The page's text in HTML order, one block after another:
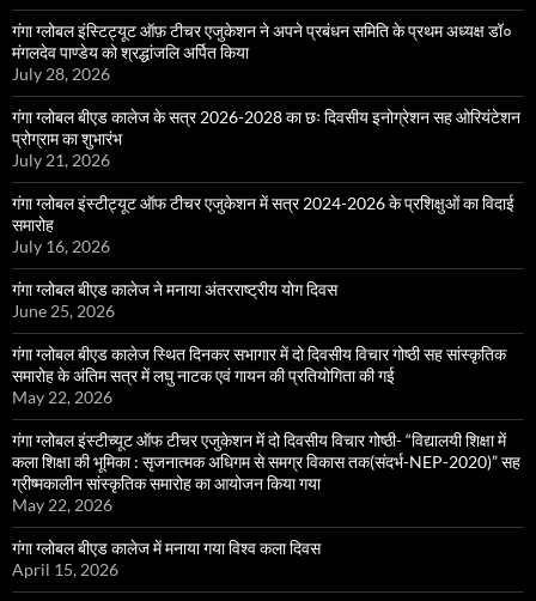
गंगा ग्लोबल इंस्टिट्यूट ऑफ़ टीचर एजुकेशन ने अपने प्रबंधन समिति के प्रथम अध्यक्ष डॉ०
मंगलदेव पाण्डेय को श्रद्धांजलि अर्पित किया
July 28, 2026
गंगा ग्लोबल बीएड कालेज के सत्र 2026-2028 का छः दिवसीय इनोग्रेशन सह ओरियंटेशन
प्रोग्राम का शुभारंभ
July 21, 2026
गंगा ग्लोबल इंस्टीट्यूट ऑफ टीचर एजुकेशन में सत्र 2024-2026 के प्रशिक्षुओं का विदाई
समारोह
July 16, 2026
गंगा ग्लोबल बीएड कालेज ने मनाया अंतरराष्ट्रीय योग दिवस
June 25, 2026
गंगा ग्लोबल बीएड कालेज स्थित दिनकर सभागार में दो दिवसीय विचार गोष्ठी सह सांस्कृतिक
समारोह के अंतिम सत्र में लघु नाटक एवं गायन की प्रतियोगिता की गई
May 22, 2026
गंगा ग्लोबल इंस्टीच्यूट ऑफ टीचर एजुकेशन में दो दिवसीय विचार गोष्ठी- “विद्यालयी शिक्षा में
कला शिक्षा की भूमिका : सृजनात्मक अधिगम से समग्र विकास तक(संदर्भ-NEP-2020)” सह
ग्रीष्मकालीन सांस्कृतिक समारोह का आयोजन किया गया
May 22, 2026
गंगा ग्लोबल बीएड कालेज में मनाया गया विश्व कला दिवस
April 15, 2026